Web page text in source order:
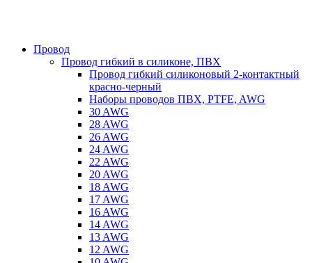
Провод
Провод гибкий в силиконе, ПВХ
Провод гибкий силиконовый 2-контактный
красно-черный
Наборы проводов ПВХ, PTFE, AWG
30 AWG
28 AWG
26 AWG
24 AWG
22 AWG
20 AWG
18 AWG
17 AWG
16 AWG
14 AWG
13 AWG
12 AWG